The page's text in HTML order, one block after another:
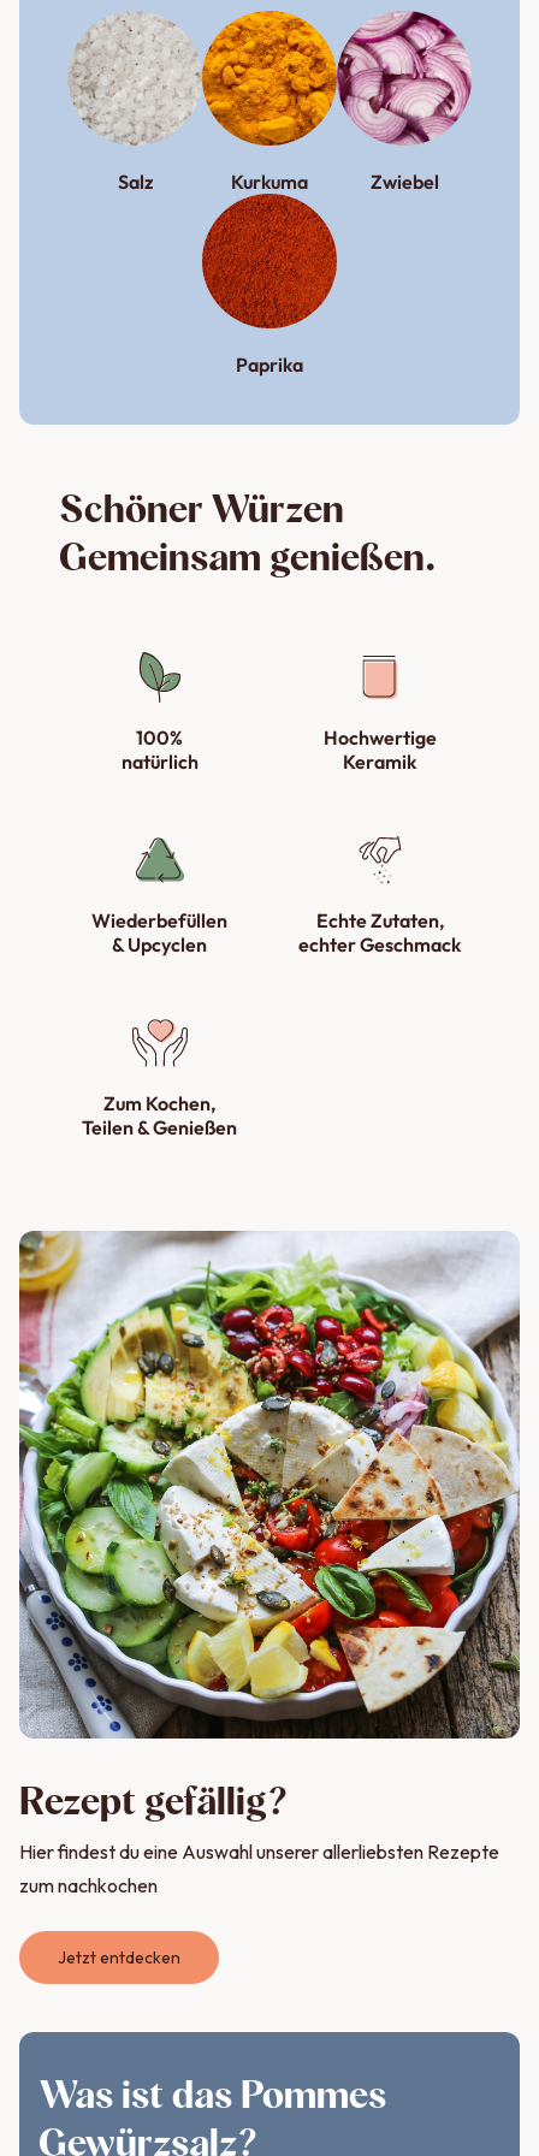
Salz Kurkuma Zwiebel
Paprika
Schöner Würzen
Gemeinsam genießen.
100%
natürlich
Hochwertige
Keramik
Wiederbefüllen
& Upcyclen
Echte Zutaten,
echter Geschmack
Zum Kochen,
Teilen & Genießen
Rezept gefällig?
Hier findest du eine Auswahl unserer allerliebsten Rezepte
zum nachkochen
Jetzt entdecken
Was ist das Pommes
Gewürzsalz?